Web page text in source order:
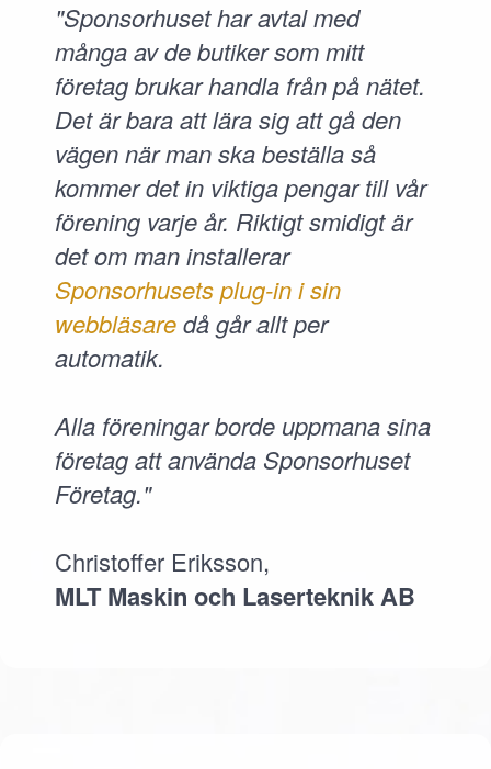
"Sponsorhuset har avtal med
många av de butiker som mitt
företag brukar handla från på nätet.
Det är bara att lära sig att gå den
vägen när man ska beställa så
kommer det in viktiga pengar till vår
förening varje år. Riktigt smidigt är
det om man installerar
Sponsorhusets plug-in i sin
webbläsaredå går allt per
automatik.
Alla föreningar borde uppmana sina
företag att använda Sponsorhuset
Företag."
Christoffer Eriksson,
MLT Maskin och Laserteknik AB